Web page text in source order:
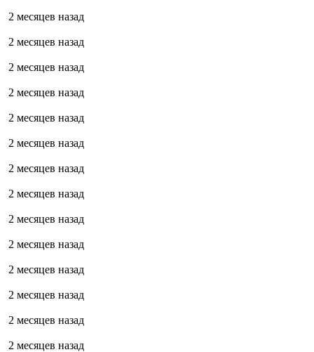
2 месяцев назад
2 месяцев назад
2 месяцев назад
2 месяцев назад
2 месяцев назад
2 месяцев назад
2 месяцев назад
2 месяцев назад
2 месяцев назад
2 месяцев назад
2 месяцев назад
2 месяцев назад
2 месяцев назад
2 месяцев назад